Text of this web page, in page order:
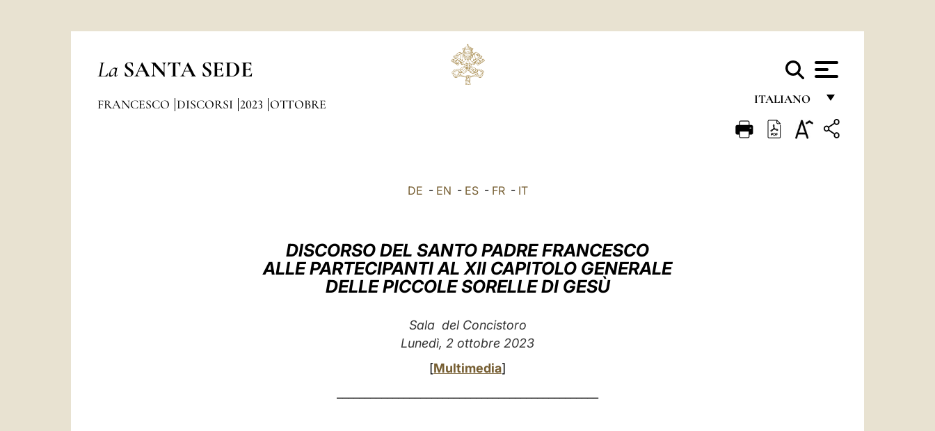
La SANTA SEDE
ITALIANO
FRANÇAIS
FRANCESCO DISCORSI 2023 OTTOBRE
DE - EN - ES- FR- IT
DISCORSO DEL SANTO PADRE FRANCESCO
ALLE PARTECIPANTI AL XII CAPITOLO GENERALE
DELLE PICCOLE SORELLE DI GESÙ
Sala del Concistoro
Lunedì, 2 ottobre 2023
[Multimedia]